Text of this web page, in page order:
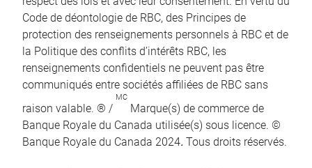
Code de déontologie de RBC, des Principes de
protection des renseignements personnels à RBC et de
la Politique des conflits d’intérêts RBC, les
renseignements confidentiels ne peuvent pas être
communiqués entre sociétés affiliées de RBC sans
raison valable. ® /
MC
Marque(s) de commerce de
Banque Royale du Canada utilisée(s) sous licence. ©
Banque Royale du Canada 2024. Tous droits réservés.